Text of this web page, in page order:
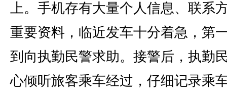
上。手机存有大量个人信息、联系
重要资料，临近发车十分着急，第
到向执勤民警求助。接警后，执勤
心倾听旅客乘车经过，仔细记录乘